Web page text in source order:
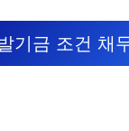
기금 조건 채